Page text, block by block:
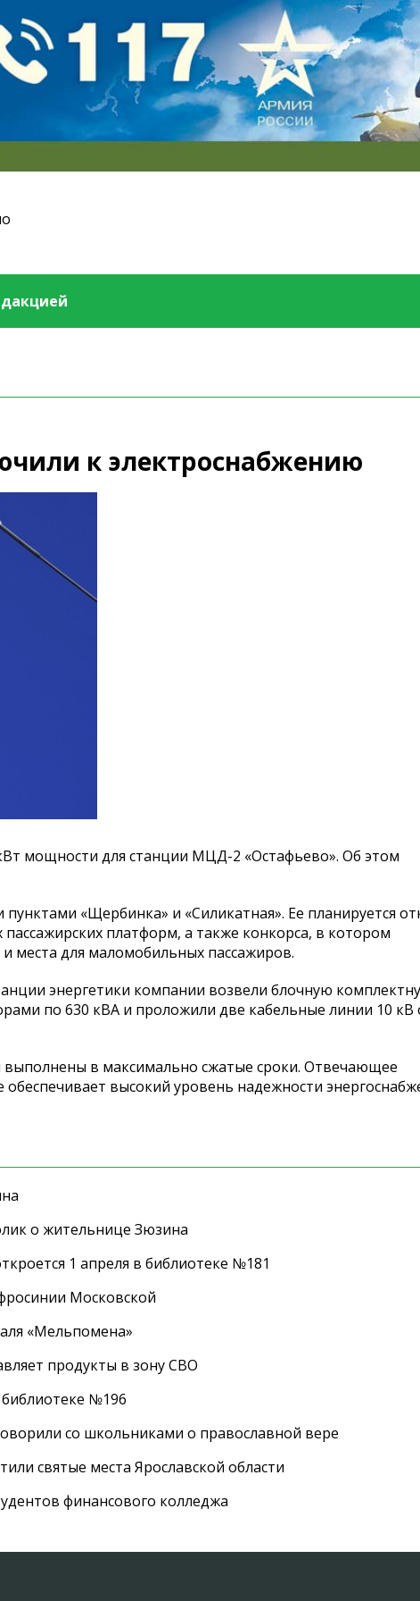
к электроснабжению
мощности для станции МЦД-2 «Остафьево». Об этом
«Щербинка» и «Силикатная». Ее планируется
платформ, а также конкорса, в котором
места для маломобильных пассажиров.
энергетики компании возвели блочную
по 630 кВА и проложили две кабельные линии 10
в максимально сжатые сроки. Отвечающее
высокий уровень надежности
о жительнице Зюзина
1 апреля в библиотеке №181
Московской
«Мельпомена»
продукты в зону СВО
библиотеке №196
со школьниками о православной вере
святые места Ярославской области
финансового колледжа